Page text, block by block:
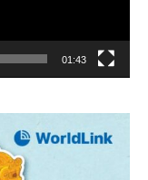
01:43